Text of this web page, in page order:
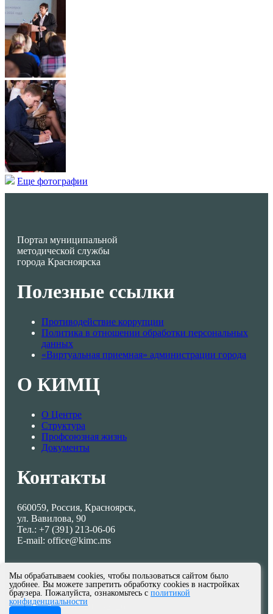
Еще фотографии
Портал муниципальной
методической службы
города Красноярска
Полезные ссылки
Противодействие коррупции
Политика в отношении обработки персональных
данных
«Виртуальная приемная» администрации города
О КИМЦ
О Центре
Структура
Профсоюзная жизнь
Документы
Контакты
660059, Россия, Красноярск,
ул. Вавилова, 90
Тел.: +7 (391) 213-06-06
E-mail: office@kimc.ms
© МКУ КИМЦ 2013-2026
Мы обрабатываем cookies, чтобы пользоваться сайтом было
удобнее. Вы можете запретить обработку cookies в настройках
браузера. Пожалуйста, ознакомьтесь с политикой
конфиденциальности